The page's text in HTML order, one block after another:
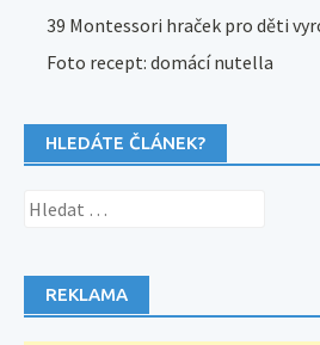
39 Montessori hraček pro děti
Foto recept: domácí nutella
HLEDÁTE ČLÁNEK?
Vyhledávání
REKLAMA